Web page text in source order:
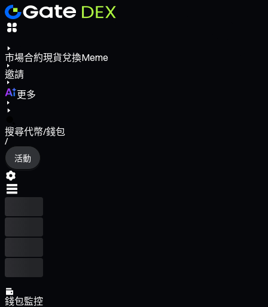
市場合約現貨兌換Meme
邀請
更多
搜尋代幣/錢包
/
活動
錢包監控